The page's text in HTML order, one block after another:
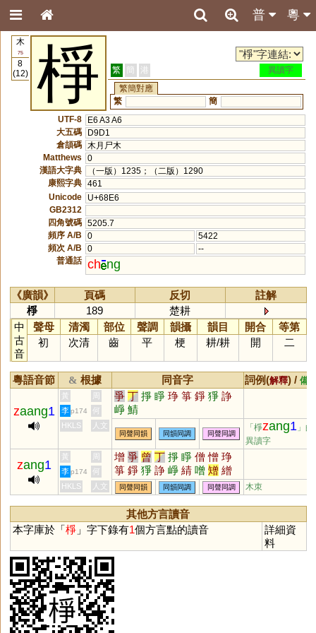
粵
普
木
75
8
(12)
棦 繁 簡 港
異讀字
繁簡對應
繁
簡
UTF-8
E6 A3 A6
大五碼
D9D1
倉頡碼
木月尸木
Matthews
0
漢語大字典
（一版）1235；（二版）1290
康熙字典 461
Unicode
U+68E6
GB2312
四角號碼 5205.7
頻序 A/B
0
5422
頻次 A/B
0
--
普通話 ch ng
《廣韻》 頁碼 反切
註解
棦
189
楚耕
中
古
音
聲母 清濁 部位 聲調 韻攝 韻目 開合
等第
初
次清 齒 平 梗 耕/耕 開 二
粵語音節 & 根據 同音字 詞例(解釋) / 備
zaang1
黃 周 爭 丁 掙 睜 琤 箏 錚 猙 諍
崢 鯖
李 p174
何
HKLS
人文
同聲同韻 同韻同調 同聲同調
「棦zang1 」的
異讀字
zang1
黃 周 增 爭 曾 丁 掙 睜 僧 憎 琤
箏 錚 猙 諍 崢 綪 噌 矰 繒
罾 糽 璔 埩 埥 鬙 崝 磳 橧
李 p174
何
HKLS
人文 同聲同韻 同韻同調 同聲同調 木朿
其他方言讀音
本字庫於「棦」字下錄有1個方言點的讀音
詳細資
料